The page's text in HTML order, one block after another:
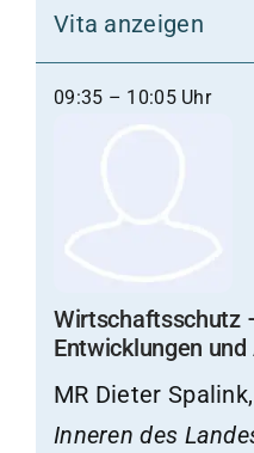
Vita anzeigen
09:35 – 10:05 Uhr
Wirtschaftsschutz
Entwicklungen
MR Dieter Spalink,
Inneren des